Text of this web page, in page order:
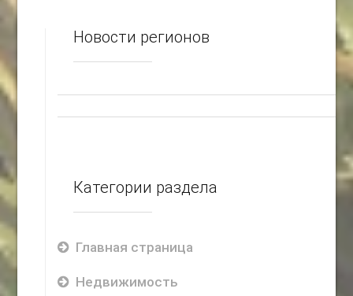
Новости регионов
Категории раздела
Главная страница
Недвижимость